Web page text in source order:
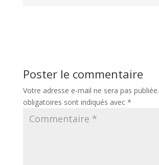
Poster le commentaire
Votre adresse e-mail ne sera pas publiée.
obligatoires sont indiqués avec *